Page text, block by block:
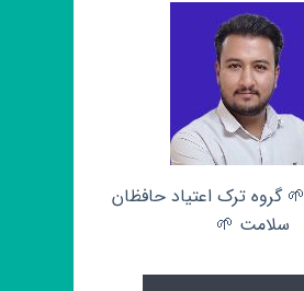
🌱 گروه ترک اعتیاد حافظان
سلامت 🌱